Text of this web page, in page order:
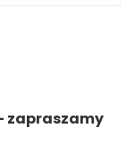
zapraszamy